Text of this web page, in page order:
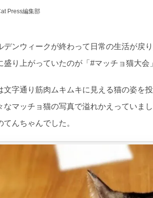
Press編集部
デンウィークが終わって日常の生活が戻
盛り上がっていたのが「#マッチョ猫大会
文字通り筋肉ムキムキに見える猫の姿を
なマッチョ猫の写真で溢れかえっていま
てんちゃんでした。